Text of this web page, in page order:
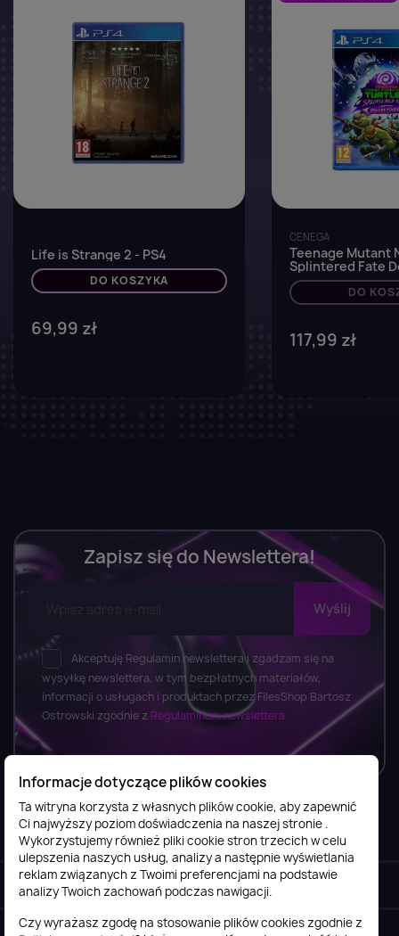
Life is Strange 2 - PS4
DO KOSZYKA
69,99 zł
CENEGA
Teenage Mutant
Splintered Fate
- PS4
DO
117,99 zł
Zapisz się do Newslettera!
Akceptuję Regulamin newslettera i zgadzam się na
wysyłkę newslettera, w tym bezpłatnych materiałów,
informacji o usługach i produktach przez FilesShop Bartosz
Ostrowski zgodnie z Regulaminem newslettera.
Informacje
Obsługa klienta
Szybki kontakt
Informacje dotyczące plików cookies
Ta witryna korzysta z własnych plików cookie, aby zapewnić
Ci najwyższy poziom doświadczenia na naszej stronie .
Wykorzystujemy również pliki cookie stron trzecich w celu
ulepszenia naszych usług, analizy a następnie wyświetlania
reklam związanych z Twoimi preferencjami na podstawie
analizy Twoich zachowań podczas nawigacji.
Czy wyrażasz zgodę na stosowanie plików cookies zgodnie z